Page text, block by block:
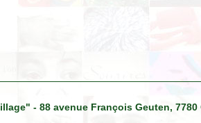
- 88 avenue François Geuten,